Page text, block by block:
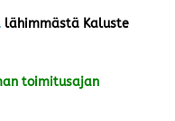
lähimmästä Kaluste
toimitusajan